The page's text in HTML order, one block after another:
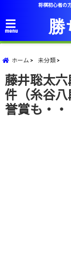
将棋初心者の
menu 勝
ホーム 未分類
藤井聡太
件（糸谷
誉賞も・・